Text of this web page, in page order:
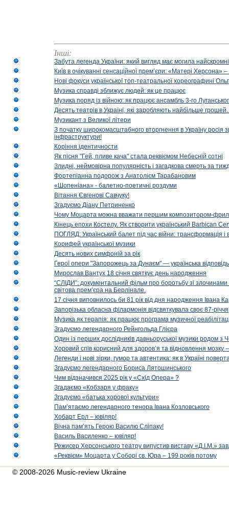
Інші:
Забута легенда України: який вигляд має могила
Київ в очікуванні сенсаційної прем’єри: «Матері
Нові фокуси української топ-театральної хореографині
Музика справді зближує людей: як це працює
Музика поряд із війною: як працює ансамбль 3-го
Десять театрів в Україні, які заробляють найбільше
Музикант з Великої літери
З початку широкомасштабного вторгнення в Україну росія
інфраструктури!
Коріння ідентичности
Як пісня "Гей, пливе кача" стала реквіємом Небесній сотні
Злидні, неймовірна популярність і загадкова смерть за
Фортепіанна подорож з Анатолієм Тарабановим
«Шопеніана» - балетно-поетичні роздуми
Вітання Євгенові Савчуку!
Згадуємо Діану Петриненко
Чому Моцарта можна вважати першим композитором-
Кінець епохи Костелу. Як створити український Barbican
ПОГЛЯД: Український балет під час війни: трансформація і
Корифей української музики
Десять нових симфоній за рік
Герої опери "Запорожець за Дунаєм" — українська
Мирослав Вантух 18 січня святкує день народження
“СЛІДИ”: документальний фільм про боротьбу зі
світова прем’єра на Берлінале.
17 січня виповнилось би 81 рік від дня народження Івана
Запорізька обласна філармонія відсвяткувала своє 87-річчя
Музика як терапія: як працює програма музичної
Згадуємо легендарного Рейнгольда Глієра
Один із перших дослідників давньоруської музики родом з
Хоровий спів корисний для здоров’я та відновлення мозку
Легенди і нові зірки, гумор та автентика: як в Україні
Згадуємо легендарного Бориса Лятошинського
Чим відзначився 2025 рік у «Схід Опера» ?
Згадаємо «Кобзаря у фраку»
Згадуємо «батька хорової культури»
Пам’ятаємо легендарного тенора Івана Козловського
Хобарт Ерл – ювіляр!
Вічна пам’ять Герою Василю Сліпаку!
Василь Василенко – ювіляр!
Режисер Херсонського театру випустив виставу «Д.І.М.»
«Реквієм» Моцарта у Соборі св. Юра – 199 років потому
© 2008-2026 Music-review Ukraine